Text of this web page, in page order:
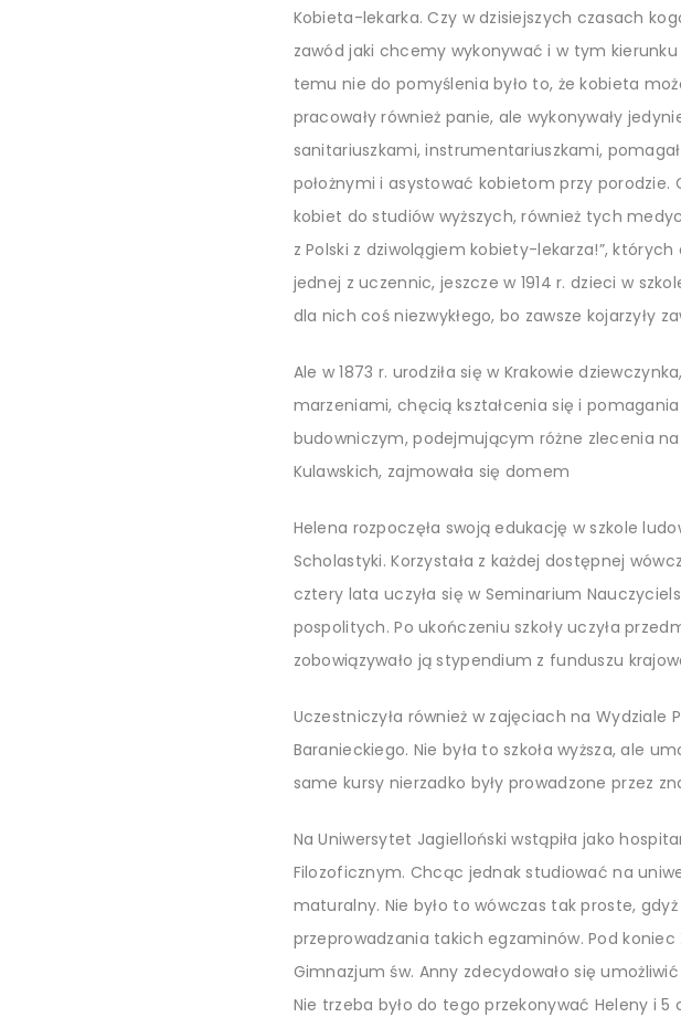
Kobieta-lekarka. Czy w dzisiejszych czasach
zawód jaki chcemy wykonywać i w tym kierunku
temu nie do pomyślenia było to, że kobieta
pracowały również panie, ale wykonywały
sanitariuszkami, instrumentariuszkami,
położnymi i asystować kobietom przy
kobiet do studiów wyższych, również tych
z Polski z dziwolągiem kobiety-lekarza!”,
jednej z uczennic, jeszcze w 1914 r. dzieci w
dla nich coś niezwykłego, bo zawsze kojarzyły
Ale w 1873 r. urodziła się w Krakowie
marzeniami, chęcią kształcenia się i
budowniczym, podejmującym różne zlecenia
Kulawskich, zajmowała się domem
Helena rozpoczęła swoją edukację w szkole
Scholastyki. Korzystała z każdej dostępnej
cztery lata uczyła się w Seminarium
pospolitych. Po ukończeniu szkoły uczyła
zobowiązywało ją stypendium z funduszu
Uczestniczyła również w zajęciach na Wydziale
Baranieckiego. Nie była to szkoła wyższa, ale
same kursy nierzadko były prowadzone przez
Na Uniwersytet Jagielloński wstąpiła jako
Filozoficznym. Chcąc jednak studiować na
maturalny. Nie było to wówczas tak proste,
przeprowadzania takich egzaminów. Pod koniec
Gimnazjum św. Anny zdecydowało się
Nie trzeba było do tego przekonywać Heleny i